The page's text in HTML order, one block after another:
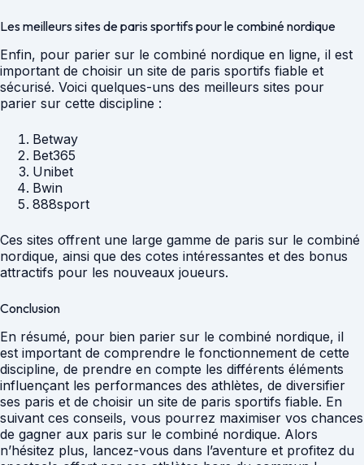
Les meilleurs sites de paris sportifs pour le combiné nordique
Enfin, pour parier sur le combiné nordique en ligne, il est
important de choisir un site de paris sportifs fiable et
sécurisé. Voici quelques-uns des meilleurs sites pour
parier sur cette discipline :
Betway
Bet365
Unibet
Bwin
888sport
Ces sites offrent une large gamme de paris sur le combiné
nordique, ainsi que des cotes intéressantes et des bonus
attractifs pour les nouveaux joueurs.
Conclusion
En résumé, pour bien parier sur le combiné nordique, il
est important de comprendre le fonctionnement de cette
discipline, de prendre en compte les différents éléments
influençant les performances des athlètes, de diversifier
ses paris et de choisir un site de paris sportifs fiable. En
suivant ces conseils, vous pourrez maximiser vos chances
de gagner aux paris sur le combiné nordique. Alors
n’hésitez plus, lancez-vous dans l’aventure et profitez du